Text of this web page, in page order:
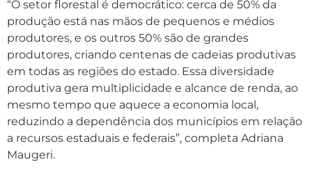
“O setor florestal é democrático: cerca de 50% da
produção está nas mãos de pequenos e médios
produtores, e os outros 50% são de grandes
produtores, criando centenas de cadeias produtivas
em todas as regiões do estado. Essa diversidade
produtiva gera multiplicidade e alcance de renda, ao
mesmo tempo que aquece a economia local,
reduzindo a dependência dos municípios em relação
a recursos estaduais e federais”, completa Adriana
Maugeri.